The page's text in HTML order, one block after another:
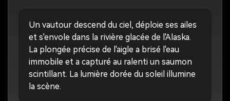
Un vautour descend du ciel, déploie ses ailes
et s'envole dans la rivière glacée de l'Alaska.
La plongée précise de l'aigle a brisé l'eau
immobile et a capturé au ralenti un saumon
scintillant. La lumière dorée du soleil illumine
la scène.